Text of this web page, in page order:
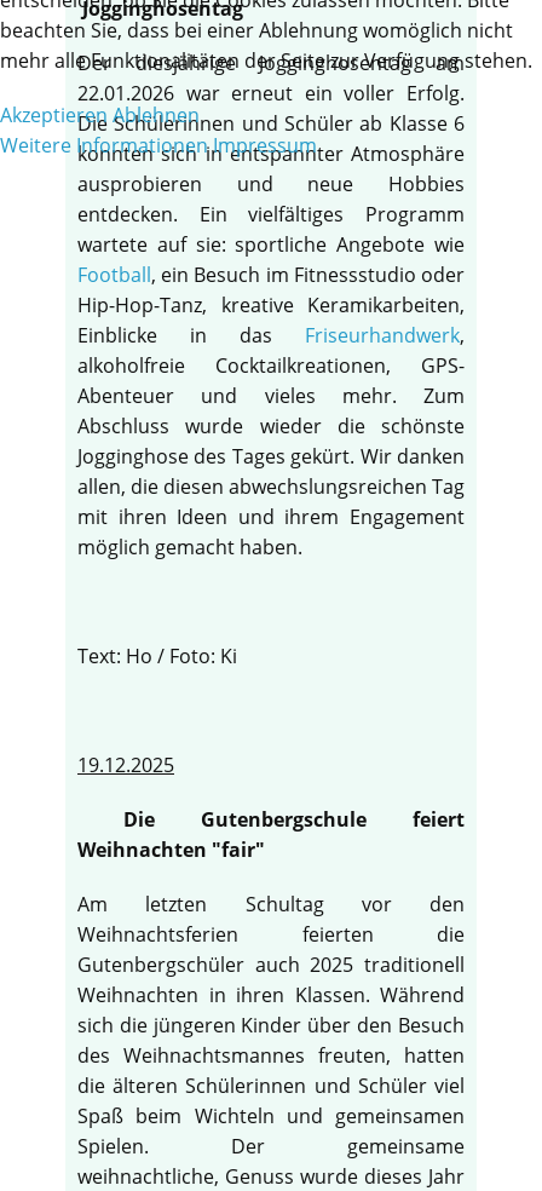
Jogginghosentag
Der diesjährige Jogginghosentag am
22.01.2026 war erneut ein voller Erfolg.
Die Schülerinnen und Schüler ab Klasse 6
konnten sich in entspannter Atmosphäre
ausprobieren und neue Hobbies
entdecken. Ein vielfältiges Programm
wartete auf sie: sportliche Angebote wie
Football, ein Besuch im Fitnessstudio oder
Hip-Hop-Tanz, kreative Keramikarbeiten,
Einblicke in das Friseurhandwerk,
alkoholfreie Cocktailkreationen, GPS-
Abenteuer und vieles mehr. Zum
Abschluss wurde wieder die schönste
Jogginghose des Tages gekürt. Wir danken
allen, die diesen abwechslungsreichen Tag
mit ihren Ideen und ihrem Engagement
möglich gemacht haben.
Text: Ho / Foto: Ki
19.12.2025
Die Gutenbergschule feiert
Weihnachten "fair"
Am letzten Schultag vor den
Weihnachtsferien feierten die
Gutenbergschüler auch 2025 traditionell
Weihnachten in ihren Klassen. Während
sich die jüngeren Kinder über den Besuch
des Weihnachtsmannes freuten, hatten
die älteren Schülerinnen und Schüler viel
Spaß beim Wichteln und gemeinsamen
Spielen. Der gemeinsame
weihnachtliche, Genuss wurde dieses Jahr
beachten Sie, dass bei einer Ablehnung womöglich nicht
mehr alle Funktionalitäten der Seite zur Verfügung stehen.
Akzeptieren Ablehnen
Weitere InformationenImpressum